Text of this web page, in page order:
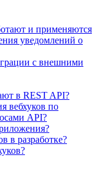
и применяются
уведомлений о
с внешними
в REST API?
вебхуков по
API?
в разработке?